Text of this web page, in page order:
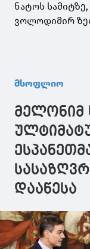
ნატოს
ვოლოდიმირ
მსოფლიო
მელონიმ
დააწესა